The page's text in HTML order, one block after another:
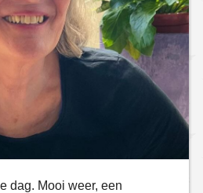
dag. Mooi weer, een